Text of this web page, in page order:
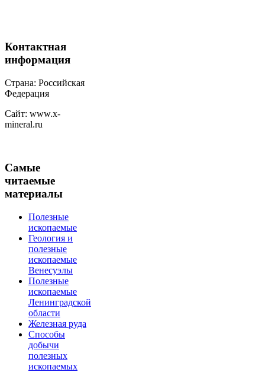
Контактная
информация
Страна: Российская
Федерация
Сайт: www.x-
mineral.ru
Самые
читаемые
материалы
Полезные
ископаемые
Геология и
полезные
ископаемые
Венесуэлы
Полезные
ископаемые
Ленинградской
области
Железная руда
Способы
добычи
полезных
ископаемых